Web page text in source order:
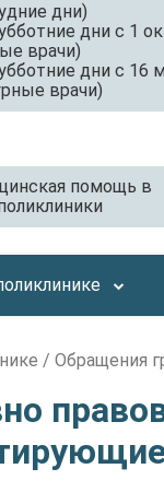
дни)
дни с 1
врачи)
дни с 16
врачи)
помощь в
/ Обращения